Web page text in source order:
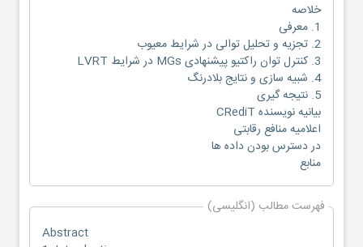
خلاصه
1. معرفی
2. تجزیه و تحلیل توالی در شرایط معیوب
3. کنترل توان راکتیو پیشنهادی MGs در شرایط LVRT
4. شبیه سازی و نتایج بلادرنگ
5. نتیجه گیری
بیانیه نویسنده CRediT
اعلامیه منافع رقابتی
در دسترس بودن داده ها
منابع
فهرست مطالب (انگلیسی)
Abstract